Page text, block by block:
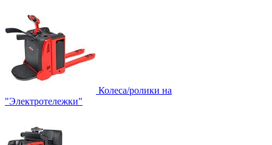
Колеса/ролики на
"Электротележки"